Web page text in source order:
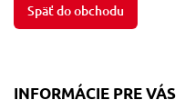
Späť do obchodu
INFORMÁCIE PRE VÁS